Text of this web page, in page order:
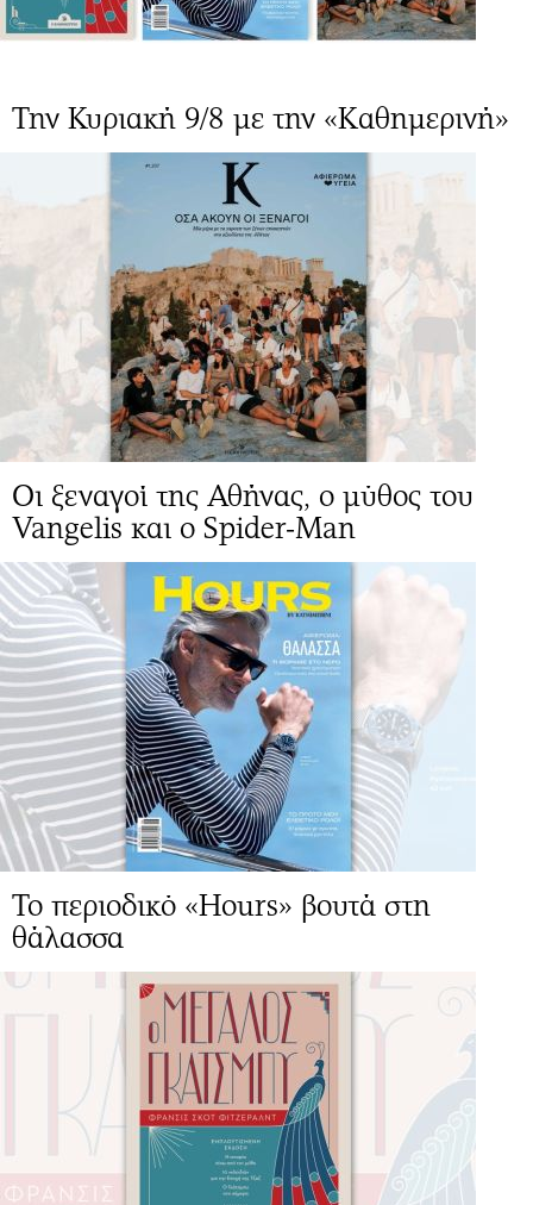
Την Κυριακή 9/8 με την «Καθημερινή»
Οι ξεναγοί της Αθήνας, ο μύθος του
Vangelis και ο Spider-Μan
Το περιοδικό «Hours» βουτά στη
θάλασσα